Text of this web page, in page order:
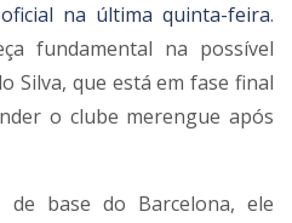
na última quinta-feira.
fundamental na possível
Silva, que está em fase final
o clube merengue após
de base do Barcelona, ele